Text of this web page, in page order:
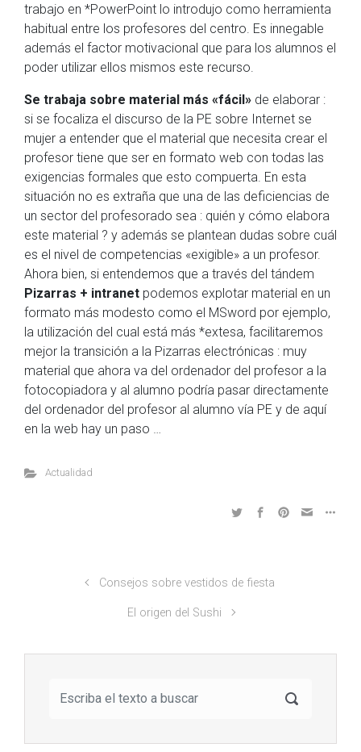
trabajo en *PowerPoint lo introdujo como herramienta
habitual entre los profesores del centro. Es innegable
además el factor motivacional que para los alumnos el
poder utilizar ellos mismos este recurso.
Se trabaja sobre material más «fácil» de elaborar :
si se focaliza el discurso de la PE sobre Internet se
mujer a entender que el material que necesita crear el
profesor tiene que ser en formato web con todas las
exigencias formales que esto compuerta. En esta
situación no es extraña que una de las deficiencias de
un sector del profesorado sea : quién y cómo elabora
este material ? y además se plantean dudas sobre cuál
es el nivel de competencias «exigible» a un profesor.
Ahora bien, si entendemos que a través del tándem
Pizarras + intranet podemos explotar material en un
formato más modesto como el MSword por ejemplo,
la utilización del cual está más *extesa, facilitaremos
mejor la transición a la Pizarras electrónicas : muy
material que ahora va del ordenador del profesor a la
fotocopiadora y al alumno podría pasar directamente
del ordenador del profesor al alumno vía PE y de aquí
en la web hay un paso …
Actualidad
Consejos sobre vestidos de fiesta
El origen del Sushi